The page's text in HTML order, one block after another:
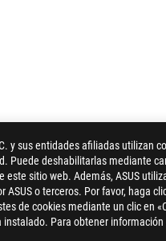
y sus entidades afiliadas
Puede deshabilitarlas mediante
este sitio web. Además, ASUS
ASUS o terceros. Por favor, haga
de cookies mediante un clic en
Para obtener